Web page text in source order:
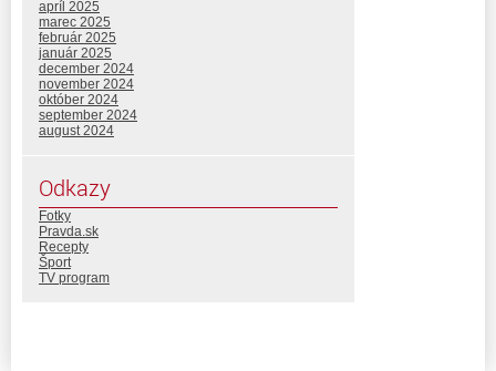
apríl 2025
marec 2025
február 2025
január 2025
december 2024
november 2024
október 2024
september 2024
august 2024
Odkazy
Fotky
Pravda.sk
Recepty
Šport
TV program